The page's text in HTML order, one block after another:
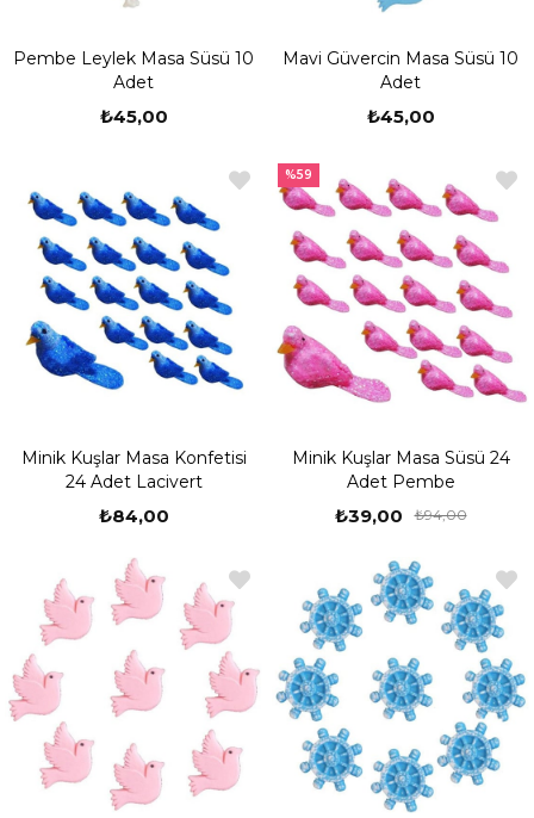
Pembe Leylek Masa Süsü 10
Adet
₺45,00
Mavi Güvercin Masa Süsü 10
Adet
₺45,00
Minik Kuşlar Masa Konfetisi
24 Adet Lacivert
₺84,00
Minik Kuşlar Masa Süsü 24
Adet Pembe
₺39,00 ₺94,00
%59